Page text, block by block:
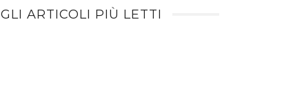
GLI ARTICOLI PIÙ LETTI